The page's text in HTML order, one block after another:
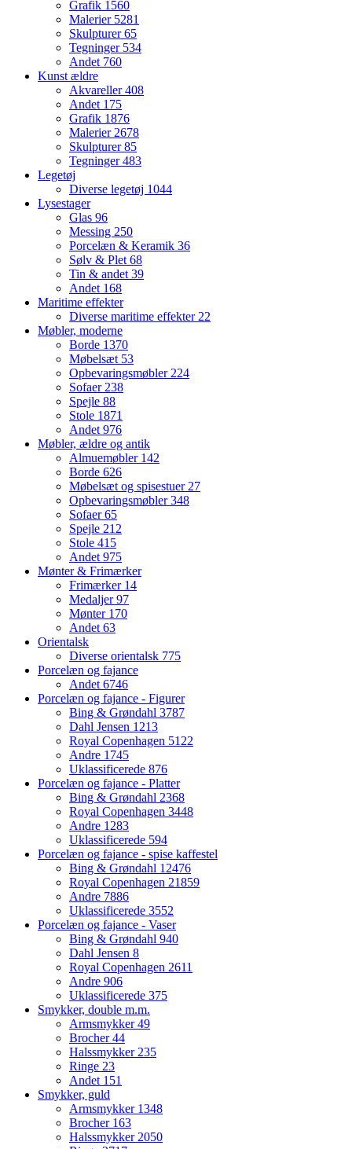
Grafik 1560
Malerier 5281
Skulpturer65
Tegninger 534
Andet 760
Kunst ældre
Akvareller408
Andet 175
Grafik 1876
Malerier 2678
Skulpturer85
Tegninger483
Legetøj
Diverse legetøj 1044
Lysestager
Glas 96
Messing 250
Porcelæn & Keramik 36
Sølv & Plet 68
Tin & andet 39
Andet 168
Maritime effekter
Diverse maritime effekter 22
Møbler, moderne
Borde 1370
Møbelsæt 53
Opbevaringsmøbler 224
Sofaer 238
Spejle 88
Stole 1871
Andet 976
Møbler, ældre og antik
Almuemøbler 142
Borde 626
Møbelsæt og spisestuer 27
Opbevaringsmøbler348
Sofaer65
Spejle 212
Stole 415
Andet 975
Mønter & Frimærker
Frimærker 14
Medaljer97
Mønter 170
Andet 63
Orientalsk
Diverse orientalsk 775
Porcelæn og fajance
Andet 6746
Porcelæn og fajance - Figurer
Bing & Grøndahl 3787
Dahl Jensen 1213
Royal Copenhagen 5122
Andre 1745
Uklassificerede 876
Porcelæn og fajance - Platter
Bing & Grøndahl 2368
Royal Copenhagen 3448
Andre 1283
Uklassificerede 594
Porcelæn og fajance - spise kaffestel
Bing & Grøndahl 12476
Royal Copenhagen 21859
Andre 7886
Uklassificerede 3552
Porcelæn og fajance - Vaser
Bing & Grøndahl 940
Dahl Jensen 8
Royal Copenhagen 2611
Andre 906
Uklassificerede 375
Smykker, double m.m.
Armsmykker49
Brocher44
Halssmykker 235
Ringe 23
Andet 151
Smykker, guld
Armsmykker 1348
Brocher 163
Halssmykker 2050